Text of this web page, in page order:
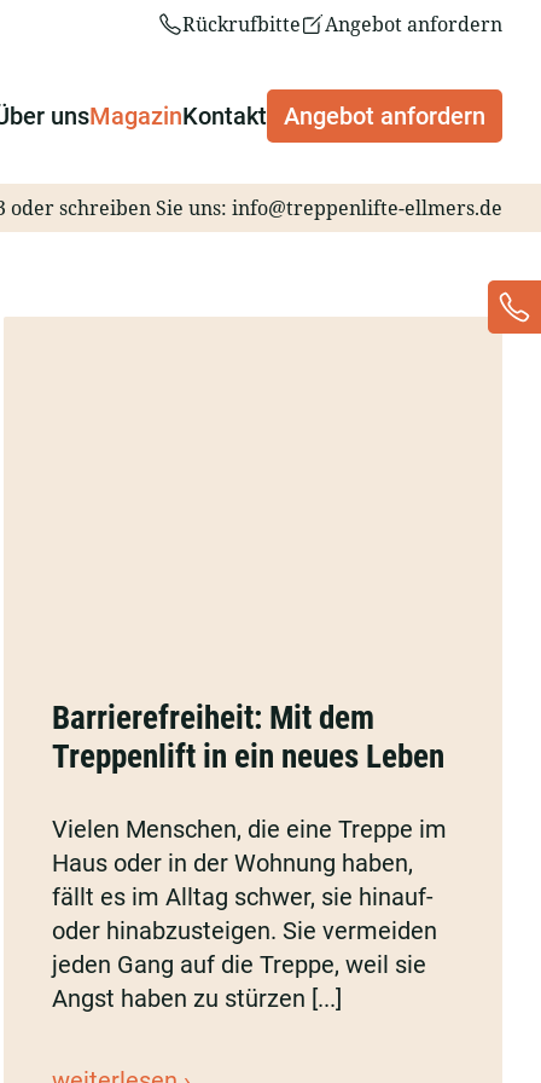
Rückrufbitte Angebot anfordern
unsMagazinKontakt Angebot anfordern
oder schreiben Sie uns: info@treppenlifte-ellmers.de
Treppenlift
neues
Leben
Barrierefreiheit: Mit dem
Treppenlift in ein neues Leben
Vielen Menschen, die eine Treppe im
Haus oder in der Wohnung haben,
fällt es im Alltag schwer, sie hinauf-
oder hinabzusteigen. Sie vermeiden
jeden Gang auf die Treppe, weil sie
Angst haben zu stürzen [...]